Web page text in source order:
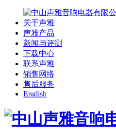
关于声雅
声雅产品
新闻与评测
下载中心
联系声雅
销售网络
售后服务
English